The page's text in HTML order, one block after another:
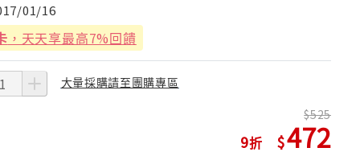
01/16
，天天享最高7%回饋
大量採購請至團購專區
9
525
472